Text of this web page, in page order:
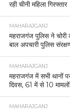
रही चीनी महिला गिरफ्तार
MAHARAJGANJ
महराजगंज पुलिस ने चोरी
बाल अपचारी पुलिस
MAHARAJGANJ
महराजगंज में सभी थानों
दिवस, 61 में से 10
MAHARAJGANJ